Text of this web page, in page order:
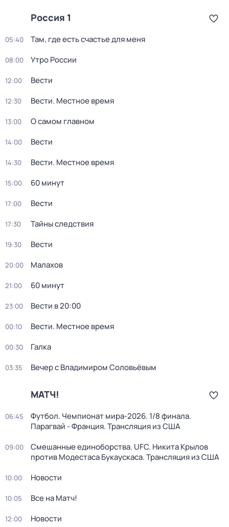
Россия 1
05:40 Там, где есть счастье для меня
08:00 Утро России
12:00 Вести
12:30 Вести. Местное время
13:00 О самом главном
14:00 Вести
14:30 Вести. Местное время
15:00 60 минут
17:00 Вести
17:30 Тайны следствия
19:30 Вести
20:00 Малахов
21:00 60 минут
23:00 Вести в 20:00
00:10 Вести. Местное время
00:30 Галка
03:35 Вечер с Владимиром Соловьёвым
МАТЧ!
06:45
Футбол. Чемпионат мира-2026. 1/8 финала.
Парагвай - Франция. Трансляция из США
09:00
Смешанные единоборства. UFC. Никита Крылов
против Модестаса Букаускаса. Трансляция из США
10:00 Новости
10:05 Все на Матч!
12:00 Новости